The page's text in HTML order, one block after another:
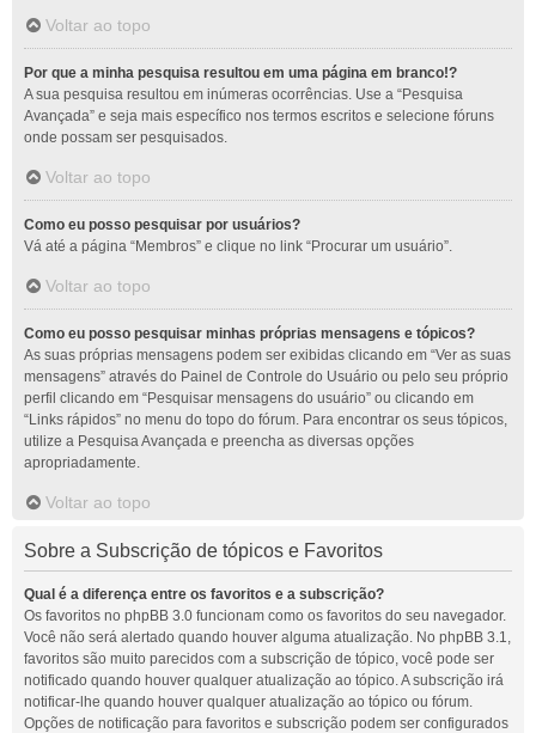
Voltar ao topo
Por que a minha pesquisa resultou em uma página em branco!?
A sua pesquisa resultou em inúmeras ocorrências. Use a “Pesquisa
Avançada” e seja mais específico nos termos escritos e selecione fóruns
onde possam ser pesquisados.
Voltar ao topo
Como eu posso pesquisar por usuários?
Vá até a página “Membros” e clique no link “Procurar um usuário”.
Voltar ao topo
Como eu posso pesquisar minhas próprias mensagens e tópicos?
As suas próprias mensagens podem ser exibidas clicando em “Ver as suas
mensagens” através do Painel de Controle do Usuário ou pelo seu próprio
perfil clicando em “Pesquisar mensagens do usuário” ou clicando em
“Links rápidos” no menu do topo do fórum. Para encontrar os seus tópicos,
utilize a Pesquisa Avançada e preencha as diversas opções
apropriadamente.
Voltar ao topo
Sobre a Subscrição de tópicos e Favoritos
Qual é a diferença entre os favoritos e a subscrição?
Os favoritos no phpBB 3.0 funcionam como os favoritos do seu navegador.
Você não será alertado quando houver alguma atualização. No phpBB 3.1,
favoritos são muito parecidos com a subscrição de tópico, você pode ser
notificado quando houver qualquer atualização ao tópico. A subscrição irá
notificar-lhe quando houver qualquer atualização ao tópico ou fórum.
Opções de notificação para favoritos e subscrição podem ser configurados